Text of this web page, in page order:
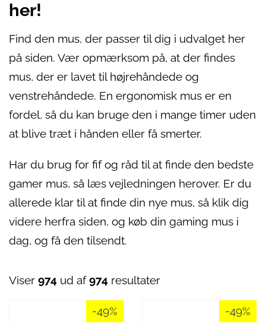
her!
Find den mus, der passer til dig i udvalget her
på siden. Vær opmærksom på, at der findes
mus, der er lavet til højrehåndede og
venstrehåndede. En ergonomisk mus er en
fordel, så du kan bruge den i mange timer uden
at blive træt i hånden eller få smerter.
Har du brug for fif og råd til at finde den bedste
gamer mus, så læs vejledningen herover. Er du
allerede klar til at finde din nye mus, så klik dig
videre herfra siden, og køb din gaming mus i
dag, og få den tilsendt.
Viser 974 ud af974 resultater
-49% -49%